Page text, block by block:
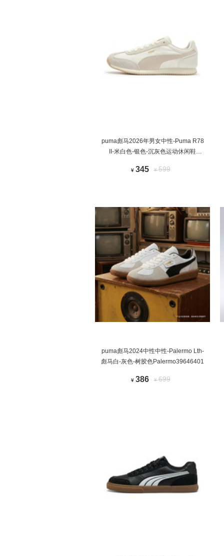
puma彪马2026年男女中性-Puma R78
II-米白色-银色-沉灰色运动休闲鞋
¥ 345 ¥599
puma彪马2024中性中性-Palermo Lth-
彪马白-灰色-树胶色Palermo39646401
¥ 386 ¥699